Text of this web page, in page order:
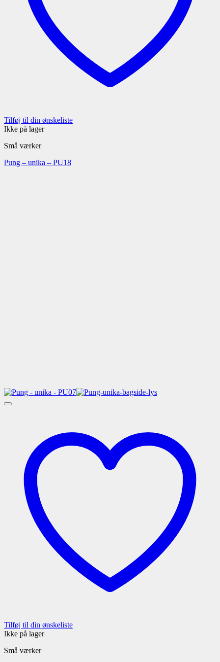
Tilføj til din ønskeliste
Ikke på lager
Små værker
Pung – unika – PU18
Tilføj til din ønskeliste
Ikke på lager
Små værker